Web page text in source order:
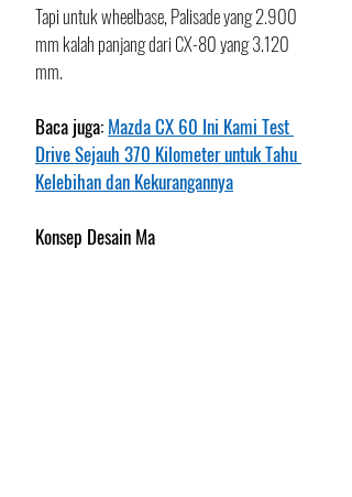
Tapi untuk wheelbase, Palisade yang 2.900
mm kalah panjang dari CX-80 yang 3.120
mm.
Baca juga: Mazda CX 60 Ini Kami Test
Drive Sejauh 370 Kilometer untuk Tahu
Kelebihan dan Kekurangannya
Konsep Desain Ma